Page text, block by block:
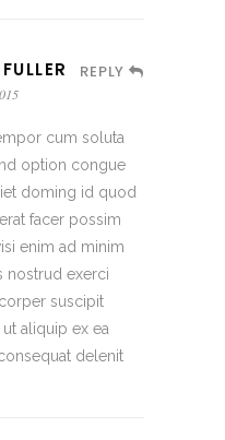
REPLY
cum soluta
option congue
doming id quod
facer possim
enim ad minim
nostrud exerci
suscipit
aliquip ex ea
delenit